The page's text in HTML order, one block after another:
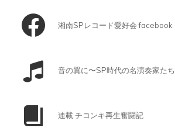
湘南SPレコード愛好会 facebook
音の翼に〜SP時代の名演奏家たち
連載 チコンキ再生奮闘記